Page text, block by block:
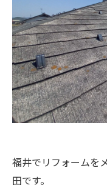
福井でリフォームを
田です。